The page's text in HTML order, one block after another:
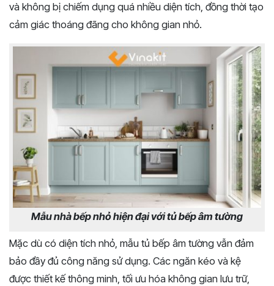
và không bị chiếm dụng quá nhiều diện tích, đồng thời tạo
cảm giác thoáng đãng cho không gian nhỏ.
Mẫu nhà bếp nhỏ hiện đại với tủ bếp âm tường
Mặc dù có diện tích nhỏ, mẫu tủ bếp âm tường vẫn đảm
bảo đầy đủ công năng sử dụng. Các ngăn kéo và kệ
được thiết kế thông minh, tối ưu hóa không gian lưu trữ,